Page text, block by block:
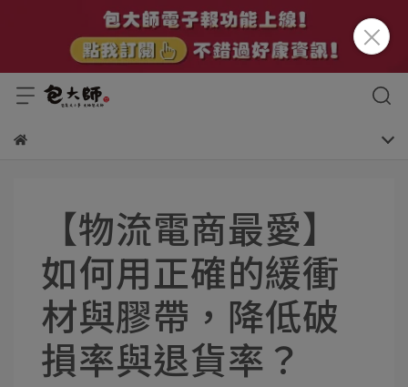
【物流電商最愛】
如何用正確的緩衝
材與膠帶，降低破
損率與退貨率？